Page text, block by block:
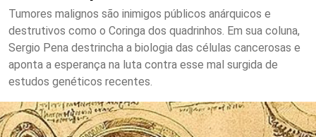
Tumores malignos são inimigos públicos anárquicos e
destrutivos como o Coringa dos quadrinhos. Em sua coluna,
Sergio Pena destrincha a biologia das células cancerosas e
aponta a esperança na luta contra esse mal surgida de
estudos genéticos recentes.